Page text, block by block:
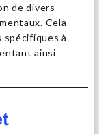
de divers
Cela
spécifiques à
ainsi